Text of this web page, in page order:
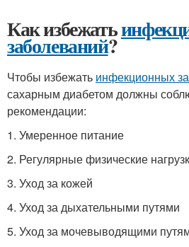
Как избежать
заболеваний?
Чтобы избежать инфекционных
сахарным диабетом должны
рекомендации:
1. Умеренное питание
2. Регулярные физические
3. Уход за кожей
4. Уход за дыхательными путями
5. Уход за мочевыводящими